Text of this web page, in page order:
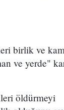
birlik ve
ve yerde"
öldürmeyi